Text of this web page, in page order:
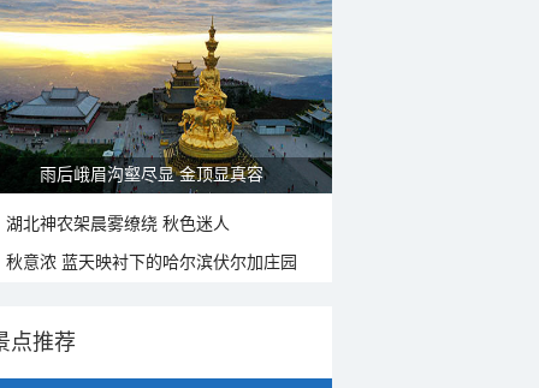
雨后峨眉沟壑尽显 金顶显真容
湖北神农架晨雾缭绕 秋色迷人
秋意浓 蓝天映衬下的哈尔滨伏尔加庄园
点推荐